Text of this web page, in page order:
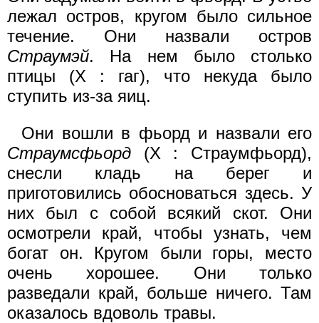
лежал остров, кругом было сильное
течение. Они назвали остров
Страумэй. На нем было столько
птицы (X : гаг), что некуда было
ступить из-за яиц.
Они вошли в фьорд и назвали его
Страумсфьорд (X : Страумфьорд),
снесли кладь на берег и
приготовились обосноваться здесь. У
них был с собой всякий скот. Они
осмотрели край, чтобы узнать, чем
богат он. Кругом были горы, место
очень хорошее. Они только
разведали край, больше ничего. Там
оказалось вдоволь травы.